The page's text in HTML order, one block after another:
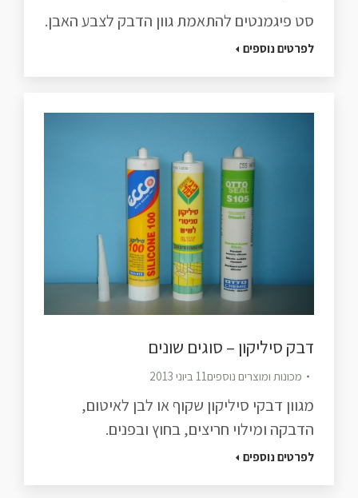
סט פיגמנטים להתאמת גוון הדבק לצבע האבן.
לפרטים נוספים
דבק סיליקון – סוגים שונים
מכונות ומוצרים נוספים11 ביוני 2013
מגוון דבקי סיליקון שקוף או לבן לאיטום,
הדבקה ומילוי חריצים, בחוץ ובפנים.
לפרטים נוספים